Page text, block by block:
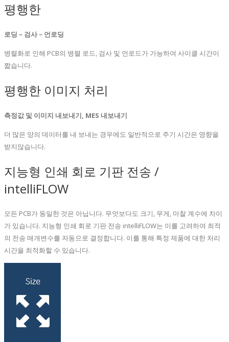
평행한
로딩 – 검사 – 언로딩
병렬화로 인해 PCB의 병렬 로드, 검사 및 언로드가 가능하여 사이클 시간이
짧습니다.
평행한 이미지 처리
측정값 및 이미지 내보내기, MES 내보내기
더 많은 양의 데이터를 내 보내는 경우에도 일반적으로 주기 시간은 영향을
받지않습니다.
지능형 인쇄 회로 기판 전송 /
intelliFLOW
모든 PCB가 동일한 것은 아닙니다. 무엇보다도 크기, 무게, 마찰 계수에 차이
가 있습니다. 지능형 인쇄 회로 기판 전송 intelliFLOW는 이를 고려하여 최적
의 전송 매개변수를 자동으로 결정합니다. 이를 통해 특정 제품에 대한 처리
시간을 최적화할 수 있습니다.